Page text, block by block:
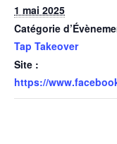
1 mai 2025
Catégorie
Tap Takeover
Site :
https://